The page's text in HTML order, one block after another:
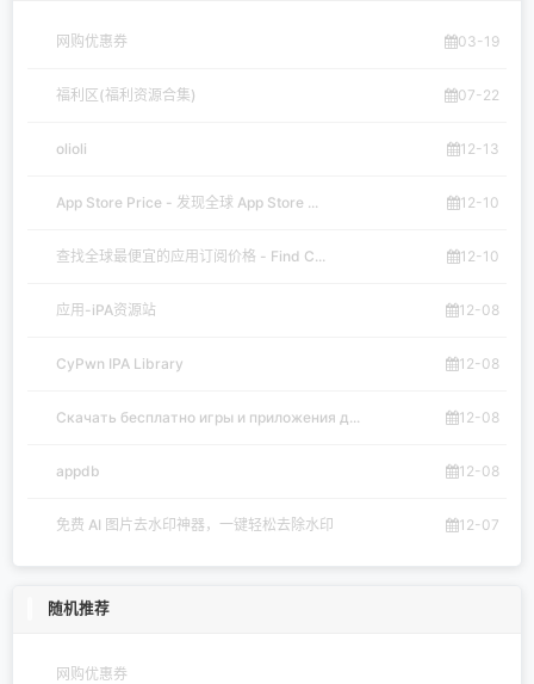
网购优惠券 03-19
福利区(福利资源合集) 07-22
olioli 12-13
App Store Price - 发现全球 App Store ... 12-10
查找全球最便宜的应用订阅价格 - Find C... 12-10
应用-iPA资源站 12-08
CyPwn IPA Library 12-08
Скачать бесплатно игры и приложения д... 12-08
appdb 12-08
免费 AI 图片去水印神器，一键轻松去除水印 12-07
随机推荐
网购优惠券